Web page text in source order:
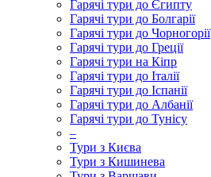
Гарячі тури до Єгипту
Гарячі тури до Болгарії
Гарячі тури до Чорногорії
Гарячі тури до Греції
Гарячі тури на Кіпр
Гарячі тури до Італії
Гарячі тури до Іспанії
Гарячі тури до Албанії
Гарячі тури до Тунісу
–
Тури з Києва
Тури з Кишинева